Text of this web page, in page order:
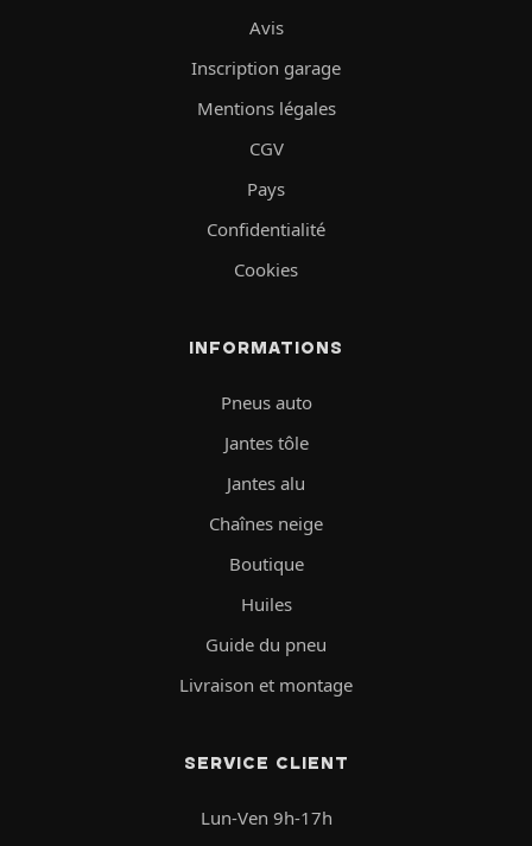
Avis
Inscription garage
Mentions légales
CGV
Pays
Confidentialité
Cookies
INFORMATIONS
Pneus auto
Jantes tôle
Jantes alu
Chaînes neige
Boutique
Huiles
Guide du pneu
Livraison et montage
SERVICE CLIENT
Lun-Ven 9h-17h